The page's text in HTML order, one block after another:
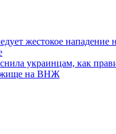
жестокое нападение
украинцам, как
на ВНЖ